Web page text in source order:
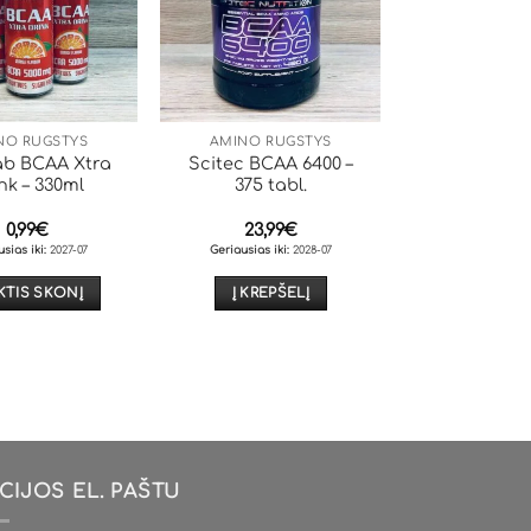
RŪGŠTYS
BCAA Xtra
– 330ml
0,99€
iki: 2027-07
SKONĮ
options
AMINO RŪGŠTYS
Scitec BCAA 6400 –
375 tabl.
23,99€
Geriausias iki: 2028-07
Į KREPŠELĮ
EL. PAŠTU